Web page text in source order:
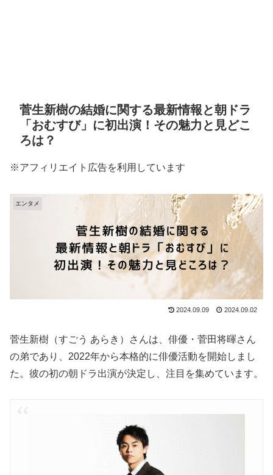
菅生新樹の結婚に関する最新情報と朝ドラ
「おむすび」に初出演！その魅力と見どこ
ろは？
※アフィリエイト広告を利用しています
エンタメ
2024.09.09 2024.09.02
菅生新樹（すごう あらき）さんは、俳優・菅田将暉さん
の弟であり、2022年から本格的に俳優活動を開始しまし
た。彼の初の朝ドラ出演が決定し、注目を集めています。